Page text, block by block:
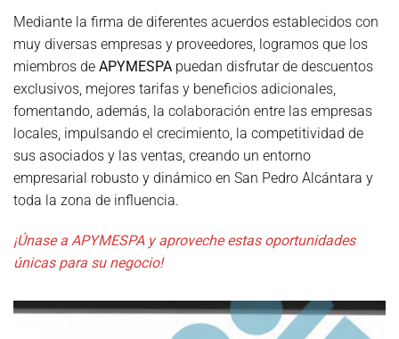
Mediante la firma de diferentes acuerdos establecidos con
muy diversas empresas y proveedores, logramos que los
miembros de APYMESPA puedan disfrutar de descuentos
exclusivos, mejores tarifas y beneficios adicionales,
fomentando, además, la colaboración entre las empresas
locales, impulsando el crecimiento, la competitividad de
sus asociados y las ventas, creando un entorno
empresarial robusto y dinámico en San Pedro Alcántara y
toda la zona de influencia.
¡Únase a APYMESPA y aproveche estas oportunidades
únicas para su negocio!